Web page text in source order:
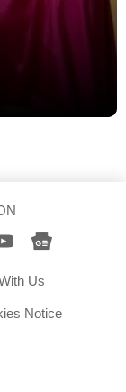
Us
Notice